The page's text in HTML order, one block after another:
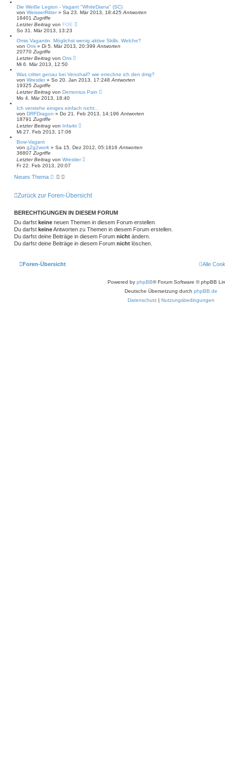
Die Weiße Legion - Vagant "WhiteDiana" (SC)
von WeisserRitter» Sa 23. Mär 2013, 18:425 Antworten
18401 Zugriffe
Letzter Beitrag von FOE
So 31. Mär 2013, 13:23
Omis Vagantin. Möglichst wenig aktive Skills. Welche?
von Omi » Di 5. Mär 2013, 20:399 Antworten
20770 Zugriffe
Letzter Beitrag von Omi
Mi 6. Mär 2013, 12:50
Was crittet genau bei Venohail? wie errechne ich den dmg?
von Wrestler» So 20. Jan 2013, 17:248 Antworten
19325 Zugriffe
Letzter Beitrag von Demonius Pain
Mo 4. Mär 2013, 18:40
Ich verstehe einiges einfach nicht...
von DRFDragon » Do 21. Feb 2013, 14:196 Antworten
18791 Zugriffe
Letzter Beitrag von Infarkt
Mi 27. Feb 2013, 17:06
Bow-Vagant
von g2g2work » Sa 15. Dez 2012, 05:1816 Antworten
36807 Zugriffe
Letzter Beitrag von Wrestler
Fr 22. Feb 2013, 20:07
Neues Thema
Zurück zur Foren-Übersicht
BERECHTIGUNGEN IN DIESEM FORUM
Du darfst keine neuen Themen in diesem Forum erstellen.
Du darfst keineAntworten zu Themen in diesem Forum erstellen.
Du darfst deine Beiträge in diesem Forum nicht ändern.
Du darfst deine Beiträge in diesem Forum nicht löschen.
Foren-Übersicht Alle
Powered by phpBB® Forum Software © phpBB
Deutsche Übersetzung durch phpBB.de
Datenschutz | Nutzungsbedingungen